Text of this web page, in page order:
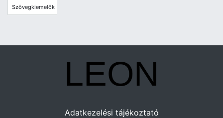
Szövegkiemelők
Adatkezelési tájékoztató